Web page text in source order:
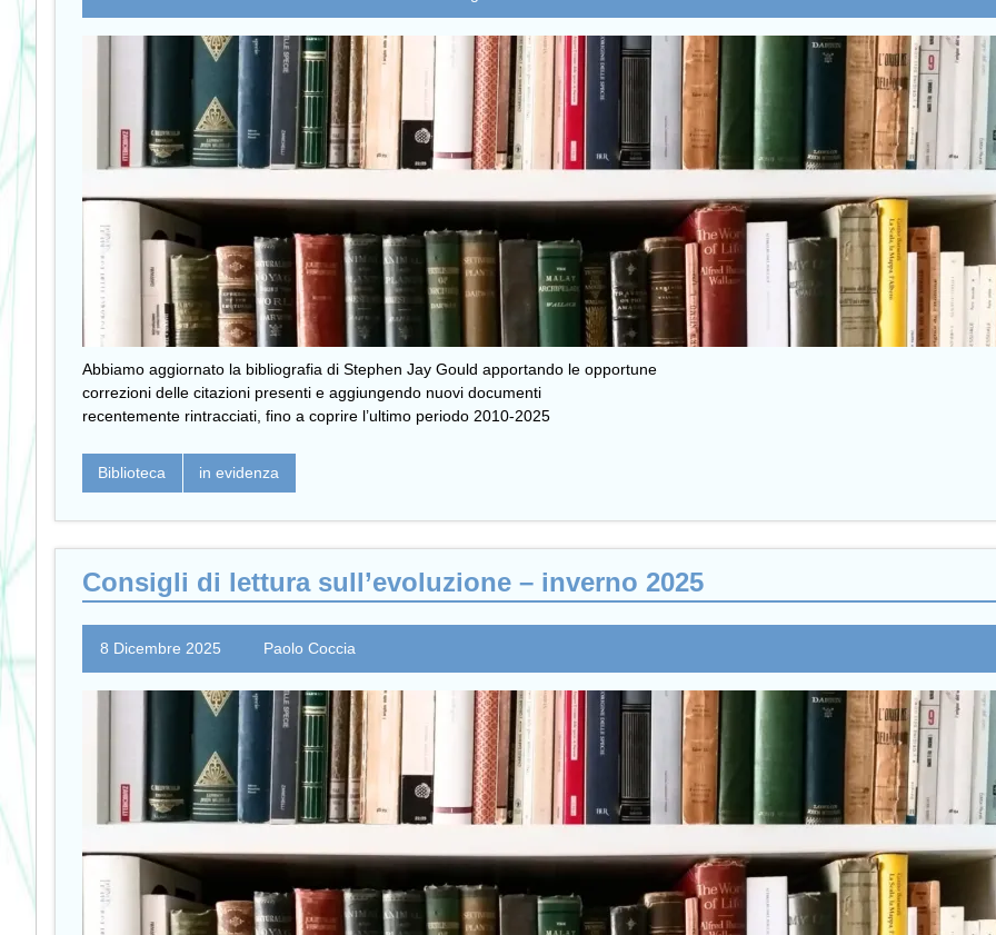
Abbiamo aggiornato la bibliografia di Stephen Jay Gould apportando le opportune
correzioni delle citazioni presenti e aggiungendo nuovi documenti
recentemente rintracciati, fino a coprire l’ultimo periodo 2010-2025
Biblioteca in evidenza
Consigli di lettura sull’evoluzione – inverno 2025
8 Dicembre 2025 Paolo Coccia